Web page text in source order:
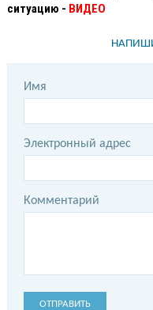
ситуацию - ВИДЕО
Имя
Электронный адрес
Комментарий
ОТПРАВИТЬ